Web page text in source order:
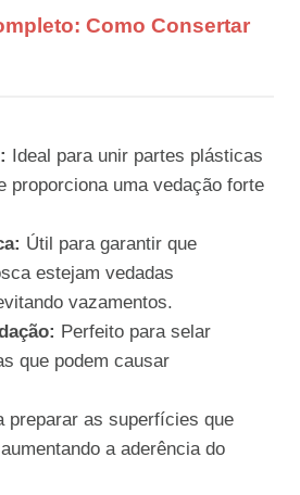
Como Consertar
Ideal para unir partes plásticas
proporciona uma vedação forte
Útil para garantir que
estejam vedadas
vazamentos.
Perfeito para selar
que podem causar
preparar as superfícies que
a aderência do